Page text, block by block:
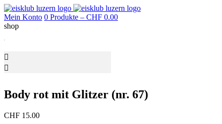
Mein Konto 0 Produkte – CHF 0.00
shop
Body rot mit Glitzer (nr. 67)
CHF 15.00